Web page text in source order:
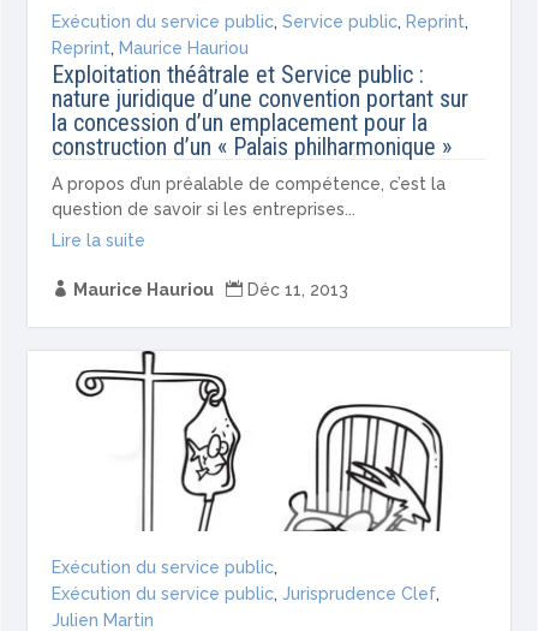
Exécution du service public,Service public, Reprint,
Reprint, Maurice Hauriou
Exploitation théâtrale et Service public :
nature juridique d’une convention portant sur
la concession d’un emplacement pour la
construction d’un « Palais philharmonique »
A propos d’un préalable de compétence, c’est la
question de savoir si les entreprises...
Lire la suite
 Maurice Hauriou  Déc 11, 2013
Exécution du service public,
Exécution du service public,Jurisprudence Clef,
Julien Martin